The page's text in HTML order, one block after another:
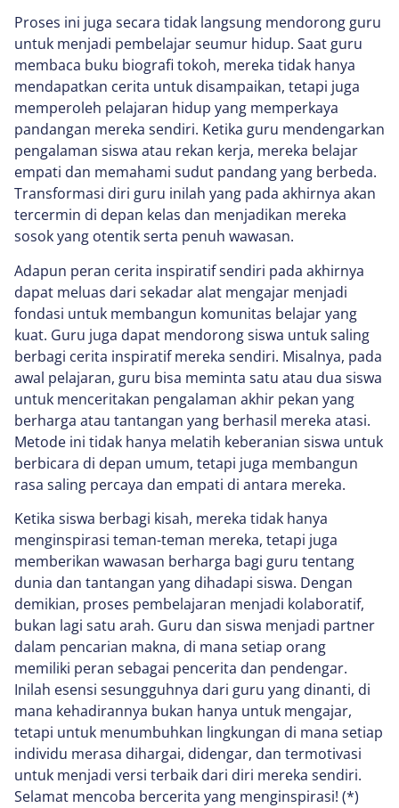
Proses ini juga secara tidak langsung mendorong guru
untuk menjadi pembelajar seumur hidup. Saat guru
membaca buku biografi tokoh, mereka tidak hanya
mendapatkan cerita untuk disampaikan, tetapi juga
memperoleh pelajaran hidup yang memperkaya
pandangan mereka sendiri. Ketika guru mendengarkan
pengalaman siswa atau rekan kerja, mereka belajar
empati dan memahami sudut pandang yang berbeda.
Transformasi diri guru inilah yang pada akhirnya akan
tercermin di depan kelas dan menjadikan mereka
sosok yang otentik serta penuh wawasan.
Adapun peran cerita inspiratif sendiri pada akhirnya
dapat meluas dari sekadar alat mengajar menjadi
fondasi untuk membangun komunitas belajar yang
kuat. Guru juga dapat mendorong siswa untuk saling
berbagi cerita inspiratif mereka sendiri. Misalnya, pada
awal pelajaran, guru bisa meminta satu atau dua siswa
untuk menceritakan pengalaman akhir pekan yang
berharga atau tantangan yang berhasil mereka atasi.
Metode ini tidak hanya melatih keberanian siswa untuk
berbicara di depan umum, tetapi juga membangun
rasa saling percaya dan empati di antara mereka.
Ketika siswa berbagi kisah, mereka tidak hanya
menginspirasi teman-teman mereka, tetapi juga
memberikan wawasan berharga bagi guru tentang
dunia dan tantangan yang dihadapi siswa. Dengan
demikian, proses pembelajaran menjadi kolaboratif,
bukan lagi satu arah. Guru dan siswa menjadi partner
dalam pencarian makna, di mana setiap orang
memiliki peran sebagai pencerita dan pendengar.
Inilah esensi sesungguhnya dari guru yang dinanti, di
mana kehadirannya bukan hanya untuk mengajar,
tetapi untuk menumbuhkan lingkungan di mana setiap
individu merasa dihargai, didengar, dan termotivasi
untuk menjadi versi terbaik dari diri mereka sendiri.
Selamat mencoba bercerita yang menginspirasi! (*)